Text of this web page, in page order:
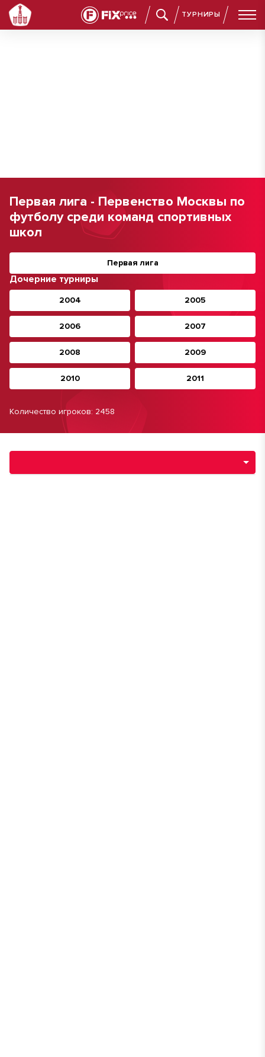
ТУРНИРЫ
Первая лига - Первенство Москвы по
футболу среди команд спортивных
школ
Первая лига
Дочерние турниры
2004 2005
2006 2007
2008 2009
2010 2011
Количество игроков: 2458
Навигация по разделам турнира